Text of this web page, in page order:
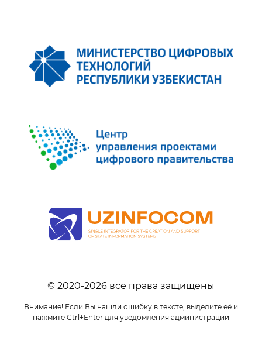
© 2020-2026 все права защищены
Внимание! Если Вы нашли ошибку в тексте, выделите её и
нажмите Ctrl+Enter для уведомления администрации